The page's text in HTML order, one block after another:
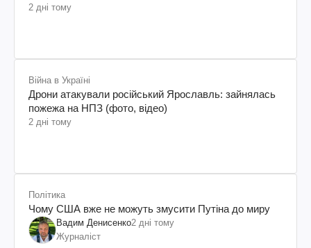
2 дні тому
Війна в Україні
Дрони атакували російський Ярославль: зайнялась
пожежа на НПЗ (фото, відео)
2 дні тому
Політика
Чому США вже не можуть змусити Путіна до миру
Вадим Денисенко2 дні тому
Журналіст